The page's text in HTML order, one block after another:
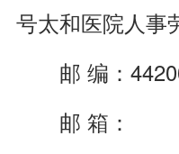
号太和医院人事
邮 编：
邮 箱：